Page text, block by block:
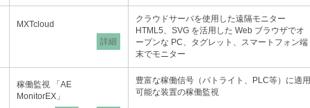
MXTcloud
詳細
クラウドサーバを使用した遠隔モニター
HTML5、SVG を活用した Web ブラウザでオ
ープンな PC、タグレット、スマートフォン端
末でモニター
稼働監視 「AE
MonitorEX」
豊富な稼働信号（パトライト、PLC等）に適用
可能な装置の稼働監視